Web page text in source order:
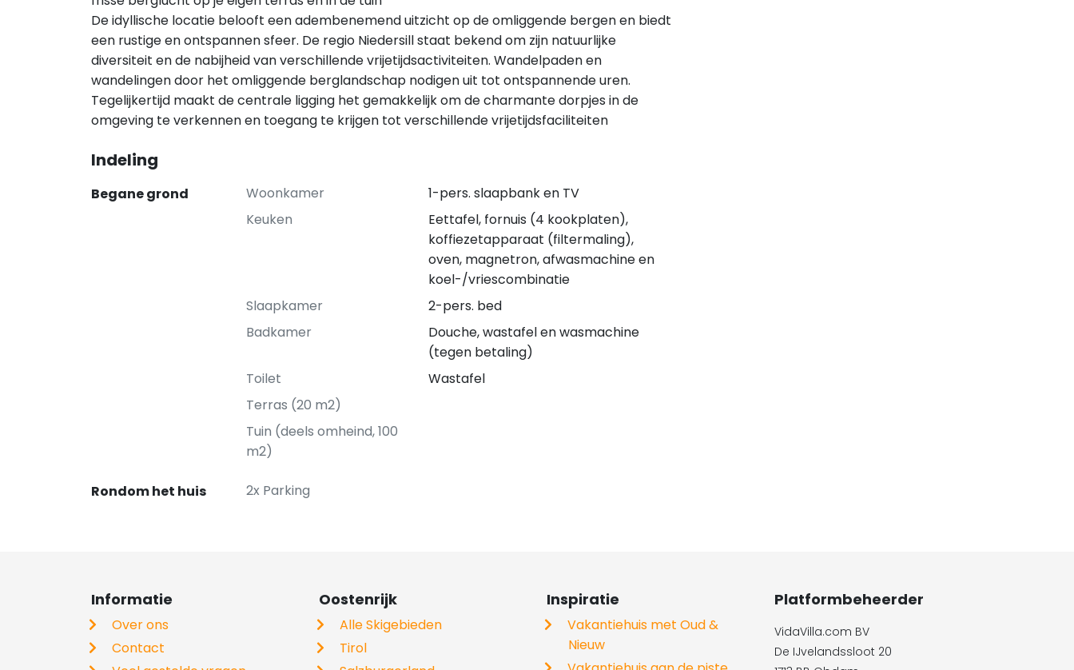
De idyllische locatie belooft een adembenemend uitzicht op de omliggende bergen en biedt
een rustige en ontspannen sfeer. De regio Niedersill staat bekend om zijn natuurlijke
diversiteit en de nabijheid van verschillende vrijetijdsactiviteiten. Wandelpaden en
wandelingen door het omliggende berglandschap nodigen uit tot ontspannende uren.
Tegelijkertijd maakt de centrale ligging het gemakkelijk om de charmante dorpjes in de
omgeving te verkennen en toegang te krijgen tot verschillende vrijetijdsfaciliteiten
Indeling
Begane grond Woonkamer
1-pers. slaapbank en TV
Keuken
Eettafel, fornuis (4 kookplaten),
koffiezetapparaat (filtermaling),
oven, magnetron, afwasmachine en
koel-/vriescombinatie
Slaapkamer
2-pers. bed
Badkamer
Douche, wastafel en wasmachine
(tegen betaling)
Toilet
Wastafel
Terras (20 m2)
Tuin (deels omheind, 100
m2)
Rondom het huis 2x Parking
Informatie
Over ons
Contact
Oostenrijk
Alle Skigebieden
Tirol
Inspiratie
Vakantiehuis met Oud &
Nieuw
Platformbeheerder
VidaVilla.com BV
De IJvelandssloot 20